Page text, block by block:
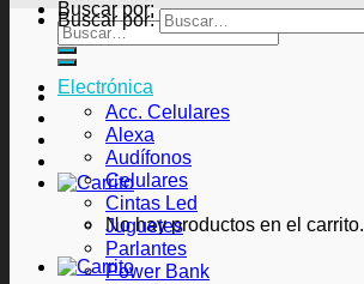
Buscar por:
No hay productos en el carrito.
Buscar por:
Electrónica
Acc. Celulares
Alexa
Audífonos
Celulares
Cintas Led
Juguetes
Parlantes
Power Bank